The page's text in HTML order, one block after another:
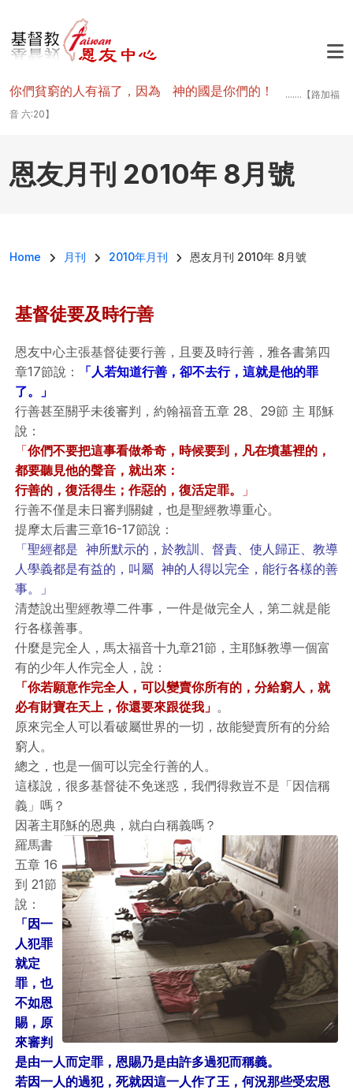
你們貧窮的人有福了，因為 神的國是你們的！
.......【路加福
音 六:20】
恩友月刊 2010年 8月號
導航連結
Home 月刊 2010年月刊 恩友月刊 2010年 8月號
基督徒要及時行善
恩友中心主張基督徒要行善，且要及時行善，雅各書第四
章17節說：
「人若知道行善，卻不去行，這就是他的罪
了。」
行善甚至關乎未後審判，約翰福音五章 28、29節 主 耶穌
說：
「你們不要把這事看做希奇，時候要到，凡在墳墓裡的，
都要聽見他的聲音，就出來：
行善的，復活得生；作惡的，復活定罪。
」
行善不僅是未日審判關鍵，也是聖經教導重心。
提摩太后書三章16-17節說：
「聖經都是 神所默示的，於教訓、督責、使人歸正、教導
人學義都是有益的，叫屬 神的人得以完全，能行各樣的善
事。」
清楚說出聖經教導二件事，一件是做完全人，第二就是能
行各樣善事。
什麼是完全人，馬太福音十九章21節，主耶穌教導一個富
有的少年人作完全人，說：
「你若願意作完全人，可以變賣你所有的，分給窮人，就
必有財寶在天上，你還要來跟從我」 。
原來完全人可以看破屬世界的一切，故能變賣所有的分給
窮人。
總之，也是一個可以完全行善的人。
這樣說，很多基督徒不免迷惑，我們得救豈不是「因信稱
義」嗎？
因著主耶穌的恩典，就白白稱義嗎？
羅馬書
五章 16
到 21節
說：
「因一
人犯罪
就定
罪，也
不如恩
賜，原
來審判
是由一人而定罪，恩賜乃是由許多過犯而稱義。
若因一人的過犯，死就因這一人作了王，何況那些受宏恩